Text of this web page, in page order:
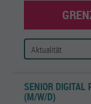
SENIOR DIGITAL
(M/W/D)